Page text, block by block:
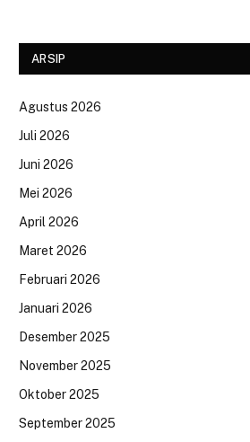
ARSIP
Agustus 2026
Juli 2026
Juni 2026
Mei 2026
April 2026
Maret 2026
Februari 2026
Januari 2026
Desember 2025
November 2025
Oktober 2025
September 2025